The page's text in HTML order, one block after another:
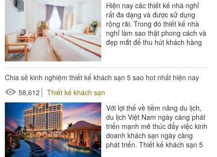
Hiện nay các thiết kế nhà nghỉ
rất đa dạng và được sử dụng
rộng rãi. Trong đó thiết kế nhà
nghỉ làm sao thật phong cách và
đẹp mắt để thu hút khách hàng
Chia sẻ kinh nghiệm thiết kế khách sạn 5 sao hot nhất hiện nay
58,612
Thiết kế khách sạn
Với lợi thế về tiềm năng du lịch,
du lịch Việt Nam ngày càng phát
triển mạnh mẽ thúc đẩy việc kinh
doanh khách sạn ngày càng
phát triển. Thiết kế khách sạn 5